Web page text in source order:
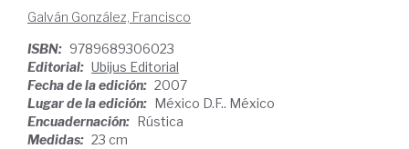
Galván González, Francisco
ISBN: 9789689306023
Editorial: Ubijus Editorial
Fecha de la edición: 2007
Lugar de la edición: México D.F.. México
Encuadernación: Rústica
Medidas: 23 cm